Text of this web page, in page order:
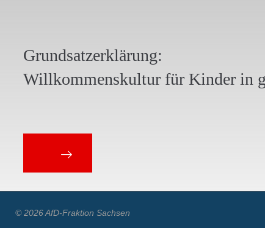
Grundsatzerklärung:
Willkommenskultur für Kinder in
© 2026 AfD-Fraktion Sachsen